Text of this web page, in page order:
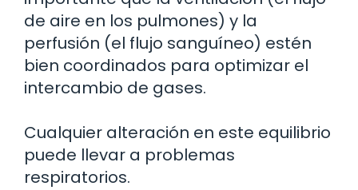
de aire en los pulmones) y la
perfusión (el flujo sanguíneo) estén
bien coordinados para optimizar el
intercambio de gases.
Cualquier alteración en este equilibrio
puede llevar a problemas
respiratorios.